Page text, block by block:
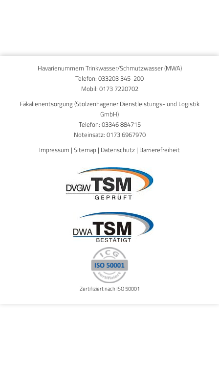
Published on8. April 2024
Havarienummern Trinkwasser/Schmutzwasser (MWA)
Telefon: 033203 345-200
Mobil: 0173 7220702
Fäkalienentsorgung (Stolzenhagener Dienstleistungs- und Logistik
GmbH)
Telefon: 03346 884715
Noteinsatz: 0173 6967970
Impressum | Sitemap | Datenschutz | Barrierefreiheit
Zertifiziert nach ISO 50001